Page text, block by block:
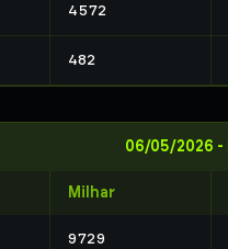
4572
482
06/05/2026 -
Milhar
9729